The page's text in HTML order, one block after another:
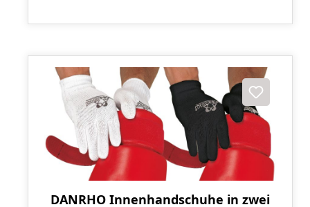
DANRHO Innenhandschuhe in zwei